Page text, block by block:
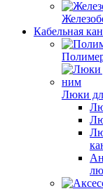
Кабельная
Люки